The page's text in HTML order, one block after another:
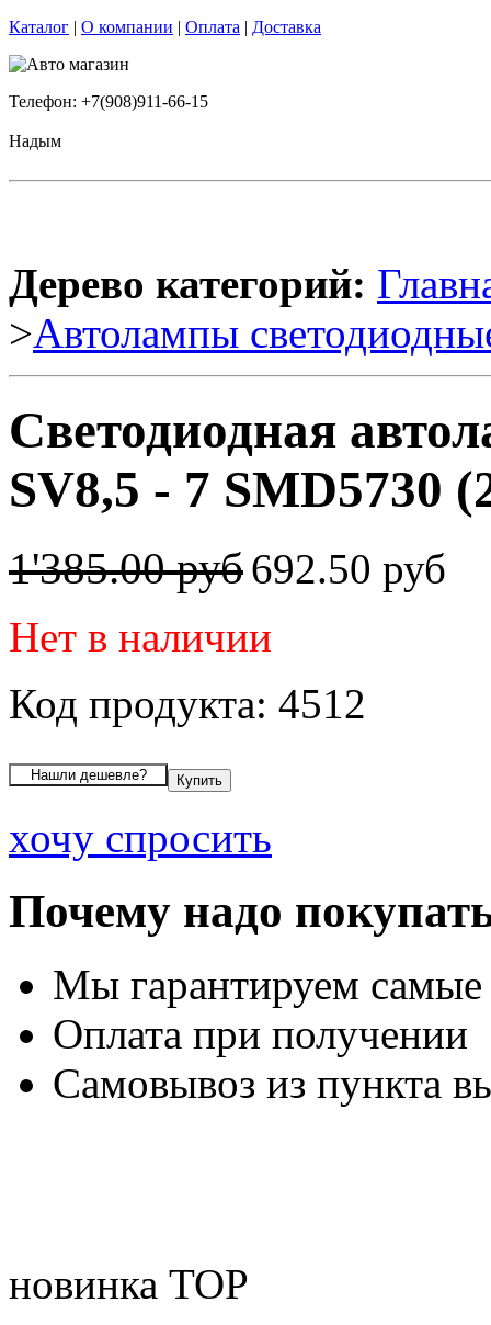
Каталог | О компании | Оплата | Доставка
Телефон: +7(908)911-66-15
Надым
Дерево категорий:
>Автолампы
Светодиодная
SV8,5 - 7 SMD5730
1'385.00 руб692.50 руб
Нет в наличии
Код продукта: 4512
хочу спросить
Почему надо
Мы гарантируем
Оплата при получении
Самовывоз из пункта
новинка TOP